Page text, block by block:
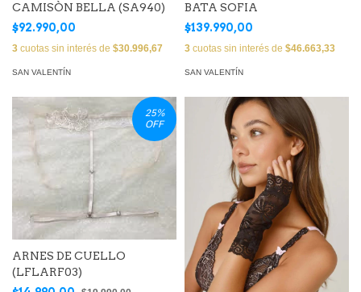
CAMISÒN BELLA (SA940)
$92.990,00
3 cuotas sin interés de $30.996,67
SAN VALENTÍN
BATA SOFIA
$139.990,00
3 cuotas sin interés de $46.663,33
SAN VALENTÍN
25%
OFF
ARNES DE CUELLO
(LFLARF03)